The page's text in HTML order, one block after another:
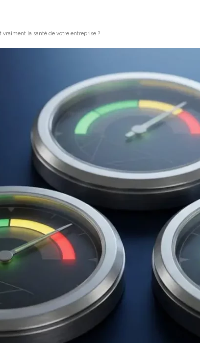
la santé de votre entreprise ?